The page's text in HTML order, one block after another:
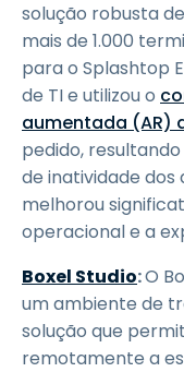
solução robusta
mais de 1.000
para o Splashtop
de TI e utilizou o
aumentada (AR)
pedido,
de inatividade dos
melhorou
operacional e a
Boxel Studio:O
um ambiente de
solução que
remotamente a